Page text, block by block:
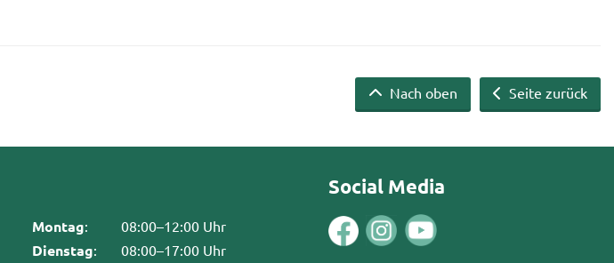
Seite zurück
Nach oben
Montag: 08:00–12:00 Uhr
Dienstag: 08:00–17:00 Uhr
Social Media